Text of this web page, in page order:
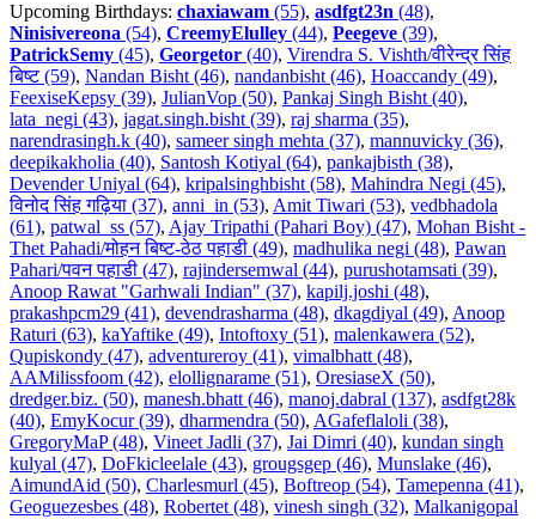
Upcoming Birthdays: chaxiawam (55), asdfgt23n (48),
Ninisivereona (54), CreemyElulley (44), Peegeve (39),
PatrickSemy (45), Georgetor (40), Virendra S. Vishth/वीरेन्द्र सिंह
बिष्ट (59), Nandan Bisht (46), nandanbisht (46), Hoaccandy (49),
FeexiseKepsy (39), JulianVop (50), Pankaj Singh Bisht (40),
lata_negi (43), jagat.singh.bisht (39), raj sharma (35),
narendrasingh.k (40), sameer singh mehta (37), mannuvicky (36),
deepikakholia (40), Santosh Kotiyal (64), pankajbisth (38),
Devender Uniyal (64), kripalsinghbisht (58), Mahindra Negi (45),
विनोद सिंह गढ़िया (37), anni_in (53), Amit Tiwari (53), vedbhadola
(61), patwal_ss (57), Ajay Tripathi (Pahari Boy) (47), Mohan Bisht -
Thet Pahadi/मोहन बिष्ट-ठेठ पहाडी (49), madhulika negi (48), Pawan
Pahari/पवन पहाडी (47), rajindersemwal (44), purushotamsati (39),
Anoop Rawat "Garhwali Indian" (37), kapilj.joshi (48),
prakashpcm29 (41), devendrasharma (48), dkagdiyal (49), Anoop
Raturi (63), kaYaftike (49), Intoftoxy (51), malenkawera (52),
Qupiskondy (47), adventureroy (41), vimalbhatt (48),
AAMilissfoom (42), elollignarame (51), OresiaseX (50),
dredger.biz. (50), manesh.bhatt (46), manoj.dabral (137), asdfgt28k
(40), EmyKocur (39), dharmendra (50), AGafeflaloli (38),
GregoryMaP (48), Vineet Jadli (37), Jai Dimri (40), kundan singh
kulyal (47), DoFkicleelale (43), grougsgep (46), Munslake (46),
AimundAid (50), Charlesmurl (45), Boftreop (54), Tamepenna (41),
Geoguezesbes (48), Robertet (48), vinesh singh (32), Malkanigopal